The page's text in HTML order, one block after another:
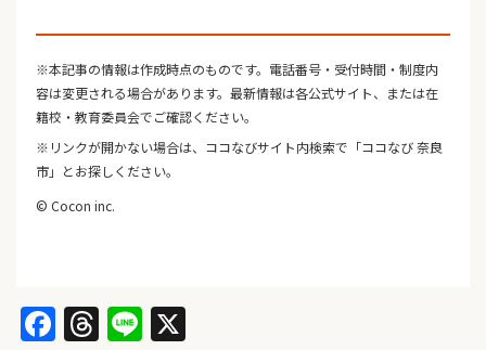
※本記事の情報は作成時点のものです。電話番号・受付時間・制度内
容は変更される場合があります。最新情報は各公式サイト、または在
籍校・教育委員会でご確認ください。
※リンクが開かない場合は、ココなびサイト内検索で「ココなび 奈良
市」とお探しください。
© Cocon inc.
Facebook
Threads
Line